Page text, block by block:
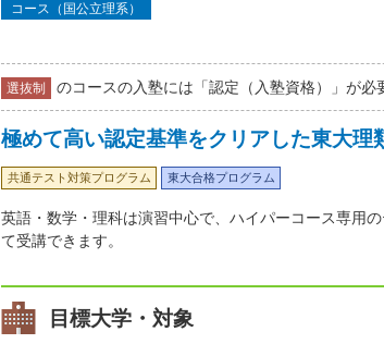
コース（国公立理系）
選抜制 のコースの入塾には「認定（入塾資格）」が必
極めて高い認定基準をクリアした東大理
共通テスト対策プログラム 東大合格プログラム
英語・数学・理科は演習中心で、ハイパーコース専用
て受講できます。
目標大学・対象